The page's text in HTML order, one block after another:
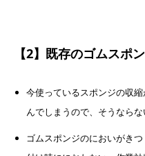
【2】既存のゴムスポ
今使っているスポンジの収
んでしまうので、そうなら
ゴムスポンジのにおいがき